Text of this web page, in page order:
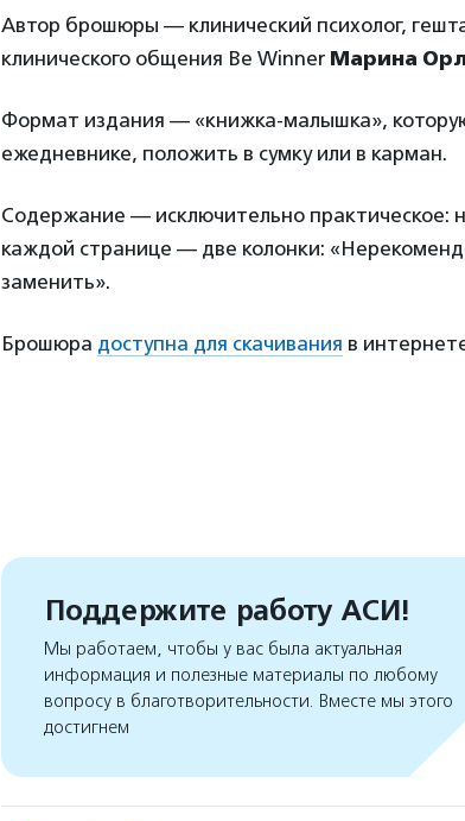
Автор брошюры — клинический психолог,
клинического общения Be Winner Марина
Формат издания — «книжка-малышка»,
ежедневнике, положить в сумку или в карман.
Содержание — исключительно практическое:
каждой странице — две колонки:
заменить».
Брошюра доступна для скачивания в
Поддержите работу АСИ!
Мы работаем, чтобы у вас была актуальная
информация и полезные материалы по любому
вопросу в благотворительности. Вместе мы этого
достигнем